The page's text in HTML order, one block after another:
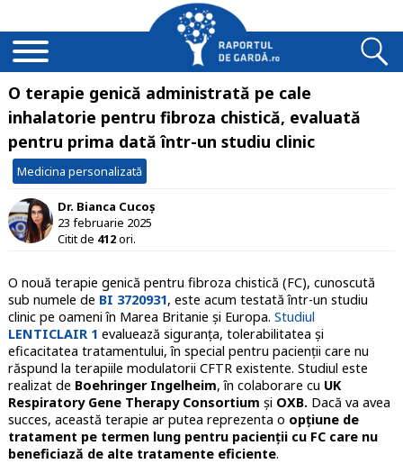
O terapie genică administrată pe cale
inhalatorie pentru fibroza chistică, evaluată
pentru prima dată într-un studiu clinic
Medicina personalizată
Dr. Bianca Cucoș
23 februarie 2025
Citit de 412ori.
O nouă terapie genică pentru fibroza chistică (FC), cunoscută
sub numele de BI 3720931, este acum testată într-un studiu
clinic pe oameni în Marea Britanie și Europa. Studiul
LENTICLAIR 1 evaluează siguranța, tolerabilitatea și
eficacitatea tratamentului, în special pentru pacienții care nu
răspund la terapiile modulatorii CFTR existente. Studiul este
realizat de Boehringer Ingelheim, în colaborare cu UK
Respiratory Gene Therapy Consortium și OXB.Dacă va avea
succes, această terapie ar putea reprezenta o opțiune de
tratament pe termen lung pentru pacienții cu FC care nu
beneficiază de alte tratamente eficiente.